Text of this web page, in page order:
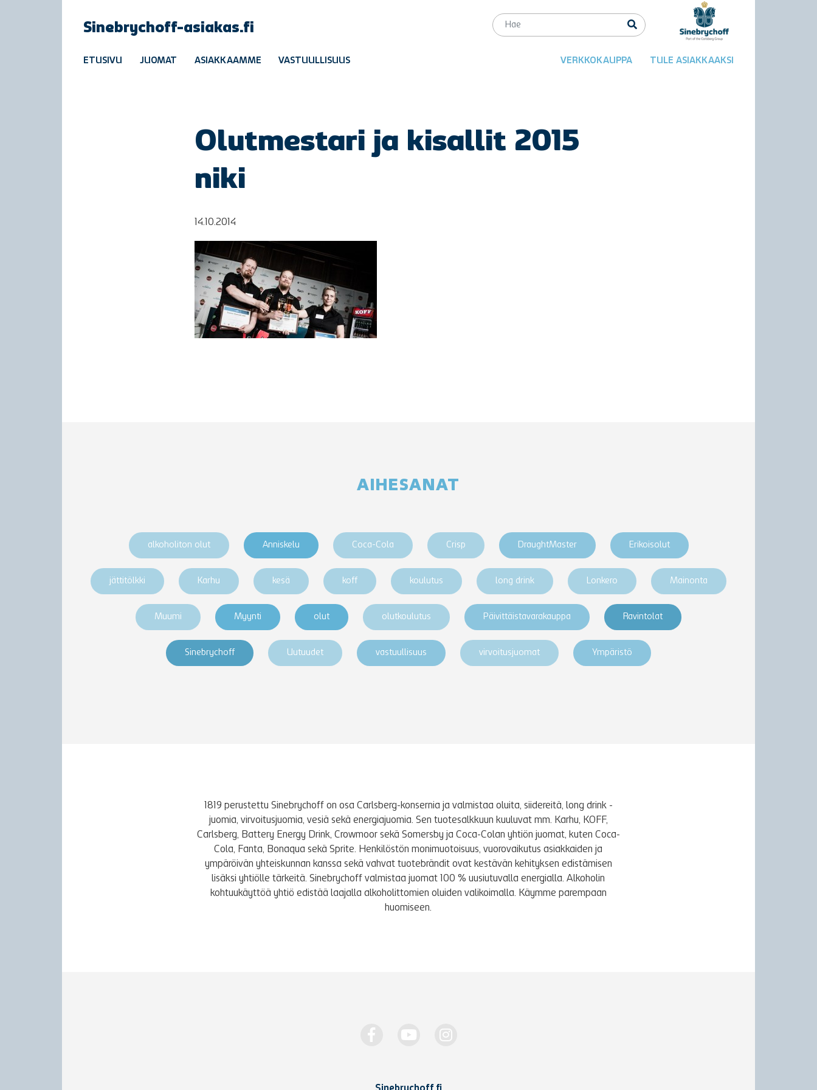
Sinebrychoff-asiakas.fi
ETUSIVU JUOMAT ASIAKKAAMME VASTUULLISUUS VERKKOKAUPPA TULE ASIAKKAAKSI
Olutmestari ja kisallit 2015
niki
14.10.2014
AIHESANAT
alkoholiton olut Anniskelu Coca-Cola Crisp DraughtMaster Erikoisolut
jättitölkki Karhu kesä koff koulutus long drink Lonkero Mainonta
Muumi Myynti olut olutkoulutus Päivittäistavarakauppa Ravintolat
Sinebrychoff Uutuudet vastuullisuus virvoitusjuomat Ympäristö
1819 perustettu Sinebrychoff on osa Carlsberg-konsernia ja valmistaa oluita, siidereitä, long drink -
juomia, virvoitusjuomia, vesiä sekä energiajuomia. Sen tuotesalkkuun kuuluvat mm. Karhu, KOFF,
Carlsberg, Battery Energy Drink, Crowmoor sekä Somersby ja Coca-Colan yhtiön juomat, kuten Coca-
Cola, Fanta, Bonaqua sekä Sprite. Henkilöstön monimuotoisuus, vuorovaikutus asiakkaiden ja
ympäröivän yhteiskunnan kanssa sekä vahvat tuotebrändit ovat kestävän kehityksen edistämisen
lisäksi yhtiölle tärkeitä. Sinebrychoff valmistaa juomat 100 % uusiutuvalla energialla. Alkoholin
kohtuukäyttöä yhtiö edistää laajalla alkoholittomien oluiden valikoimalla. Käymme parempaan
huomiseen.